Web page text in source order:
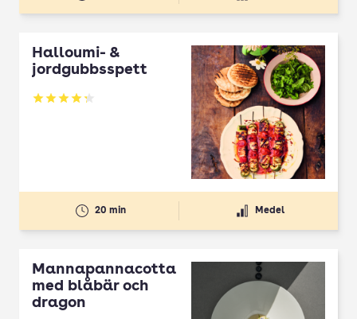
Halloumi- &
jordgubbsspett
Betyg: 4.3 av 5
20 min Medel
Mannapannacotta
med blåbär och
dragon